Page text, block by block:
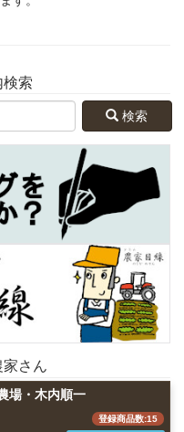
検索
検索
家さん
場・木内順一
登録商品数:15